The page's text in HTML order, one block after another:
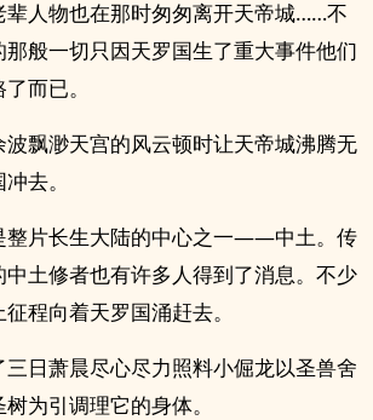
辈人物也在那时匆匆离开天帝城……不
般一切只因天罗国生了重大事件他们
而已。
飘渺天宫的风云顿时让天帝城沸腾无
去。
整片长生大陆的中心之一——中土。传
土修者也有许多人得到了消息。不少
程向着天罗国涌赶去。
日萧晨尽心尽力照料小倔龙以圣兽舍
为引调理它的身体。